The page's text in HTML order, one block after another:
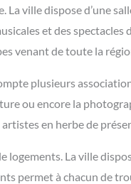
ville dispose d’une
et des
venant de toute la
plusieurs
ou encore la
artistes en herbe de
La ville
permet à chacun de